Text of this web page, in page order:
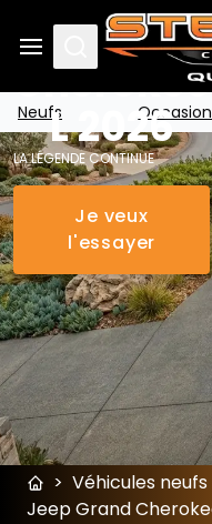
Search
Neufs Occasion
Grand
Cherokee
L 2026
LA LÉGENDE CONTINUE
Je veux
l'essayer
> Véhicules neufs